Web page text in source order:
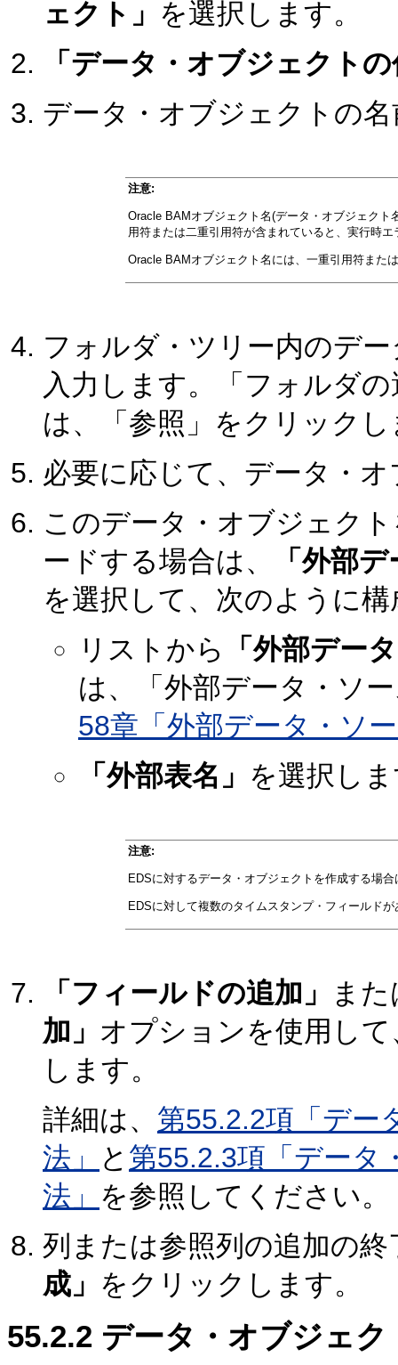
ェクト」 を選択します。
「データ・オブジェクト
データ・オブジェクトの
注意:
Oracle BAMオブジェクト名(データ・オブジェク
用符または二重引用符が含まれていると、実行時エ
Oracle BAMオブジェクト名には、一重引用符また
フォルダ・ツリー内のデ
入力します。「フォルダ
は、「参照」をクリック
必要に応じて、データ・
このデータ・オブジェク
ードする場合は、
「外部
を選択して、次のように
リストから
「外部デー
は、「外部データ・ソ
58章「外部データ・ソ
「外部表名」 を選択し
注意:
EDSに対するデータ・オブジェクトを作成する場
EDSに対して複数のタイムスタンプ・フィールド
「フィールドの追加」
また
加」 オプションを使用し
します。
詳細は、 第55.2.2項「デー
法」
と 第55.2.3項「データ
法」 を参照してください。
列または参照列の追加の終
成」 をクリックします。
55.2.2 データ・オブジェ